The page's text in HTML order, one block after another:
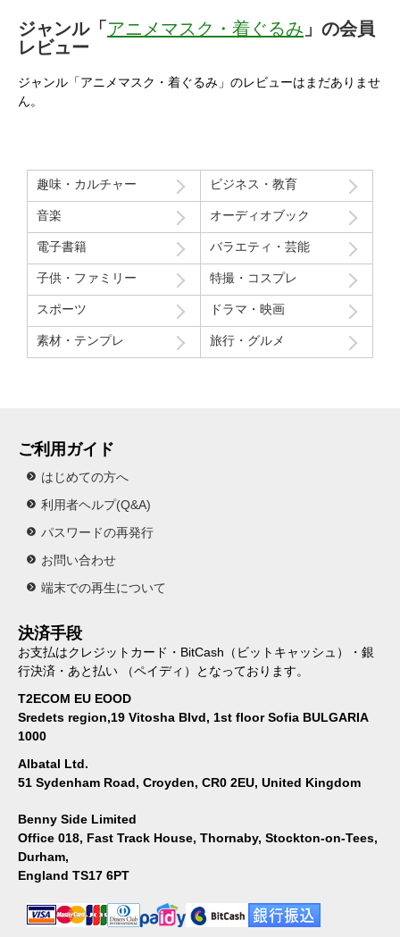
ジャンル「 アニメマスク・着ぐるみ 」の会員
レビュー
ジャンル「アニメマスク・着ぐるみ」のレビューはまだありませ
ん。
趣味・カルチャー ビジネス・教育
音楽 オーディオブック
電子書籍 バラエティ・芸能
子供・ファミリー 特撮・コスプレ
スポーツ ドラマ・映画
素材・テンプレ 旅行・グルメ
ご利用ガイド
はじめての方へ
利用者ヘルプ(Q&A)
パスワードの再発行
お問い合わせ
端末での再生について
決済手段
お支払はクレジットカード・BitCash（ビットキャッシュ）・銀
行決済・あと払い （ペイディ）となっております。
T2ECOM EU EOOD
Sredets region,19 Vitosha Blvd, 1st floor Sofia BULGARIA
1000
Albatal Ltd.
51 Sydenham Road, Croyden, CR0 2EU, United Kingdom
Benny Side Limited
Office 018, Fast Track House, Thornaby, Stockton-on-Tees,
Durham,
England TS17 6PT